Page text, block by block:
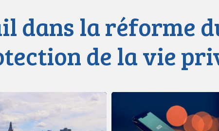
dans la réforme
de la vie